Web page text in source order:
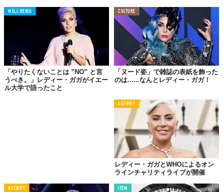
ハニー・B、この着心地のいいスウェットシャツを贈って
くれてありがとう。外でハンモックにいる私を温めてくれ
るから、木々や大空、太陽のもとで深呼吸できる。たくさ
んの愛に恵まれて、本当にラッキーだわ。
「ハニー・B」とは、ご存知、歌姫・ ビヨンセのことで、ビヨン
セは自身がプロデュースするブランド「IVY PARK」のパーカー
）をプレゼント。さらに…。
WELL-BEING
「やりたくないことは ”NO” と言
うべき。」レディー・ガガがイエー
ル大学で語ったこと
CULTURE
「ヌード姿」で雑誌の表紙を飾った
のは......なんとレディー・ガガ！
ACTIVITY
レディー・ガガとWHOによるオン
ラインチャリティライブが開催
ACTIVITY ITEM